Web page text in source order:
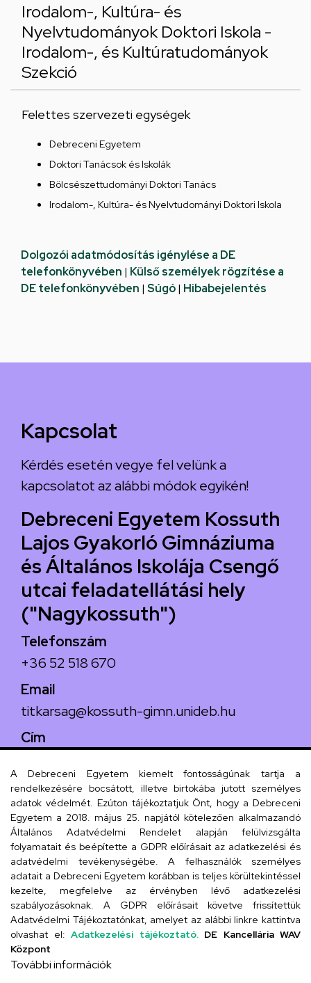
Irodalom-, Kultúra- és
Nyelvtudományok Doktori Iskola -
Irodalom-, és Kultúratudományok
Szekció
Felettes szervezeti egységek
Debreceni Egyetem
Doktori Tanácsok és Iskolák
Bölcsészettudományi Doktori Tanács
Irodalom-, Kultúra- és Nyelvtudományi Doktori Iskola
Dolgozói adatmódosítás igénylése a DE
telefonkönyvében | Külső személyek rögzítése a
DE telefonkönyvében | Súgó| Hibabejelentés
Kapcsolat
Kérdés esetén vegye fel velünk a
kapcsolatot az alábbi módok egyikén!
Debreceni Egyetem Kossuth
Lajos Gyakorló Gimnáziuma
és Általános Iskolája Csengő
utcai feladatellátási hely
("Nagykossuth")
Telefonszám
+36 52 518 670
Email
titkarsag@kossuth-gimn.unideb.hu
Cím
Szervezeti telefonkönyv
UD telefonkönyv
Titkárság
A Debreceni Egyetem kiemelt fontosságúnak tartja a
rendelkezésére bocsátott, illetve birtokába jutott személyes
adatok védelmét. Ezúton tájékoztatjuk Önt, hogy a Debreceni
Egyetem a 2018. május 25. napjától kötelezően alkalmazandó
Általános Adatvédelmi Rendelet alapján felülvizsgálta
folyamatait és beépítette a GDPR előírásait az adatkezelési és
adatvédelmi tevékenységébe. A felhasználók személyes
adatait a Debreceni Egyetem korábban is teljes körültekintéssel
kezelte, megfelelve az érvényben lévő adatkezelési
szabályozásoknak. A GDPR előírásait követve frissítettük
Adatvédelmi Tájékoztatónkat, amelyet az alábbi linkre kattintva
olvashat el: Adatkezelési tájékoztató. DE Kancellária WAV
Központ
További információk